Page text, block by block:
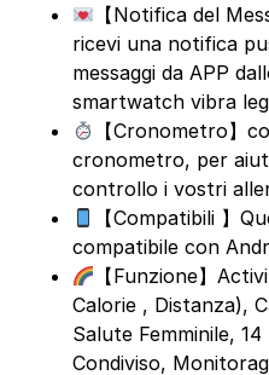
【Notifica del
ricevi una notifica
messaggi da APP
smartwatch vibra
【Cronometro】
cronometro, per
controllo i vostri
【Compatibili 】
compatibile con
【Funzione】
Calorie , Distanza),
Salute Femminile,
Condiviso,